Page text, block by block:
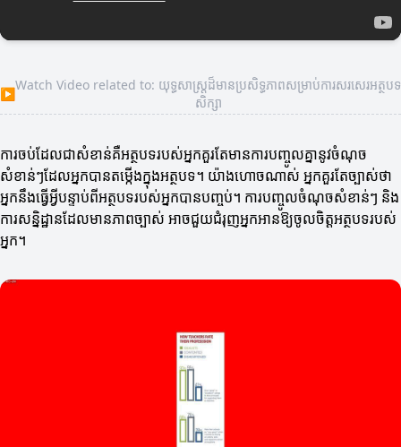
▶
Watch Video related to: យុទ្ធសាស្ត្រដ៏មានប្រសិទ្ធភាពសម្រាប់ការសរសេរ​អត្ថបទ
សិក្សា
ការចប់ដែលជាសំខាន់គឺអត្ថបទរបស់អ្នកគួរតែមានការបញ្ចូលគ្នានូវចំណុច
សំខាន់ៗដែលអ្នកបានតម្កើងក្នុងអត្ថបទ។ យ៉ាងហោចណាស់ អ្នកគួរតែច្បាស់ថា
អ្នកនឹងធ្វើអ្វីបន្ទាប់ពីអត្ថបទរបស់អ្នកបានបញ្ចប់។ ការបញ្ចូលចំណុចសំខាន់ៗ និង
ការសន្និដ្ឋានដែលមានភាពច្បាស់ អាចជួយជំរុញអ្នកអានឱ្យចូលចិត្តអត្ថបទរបស់
អ្នក។